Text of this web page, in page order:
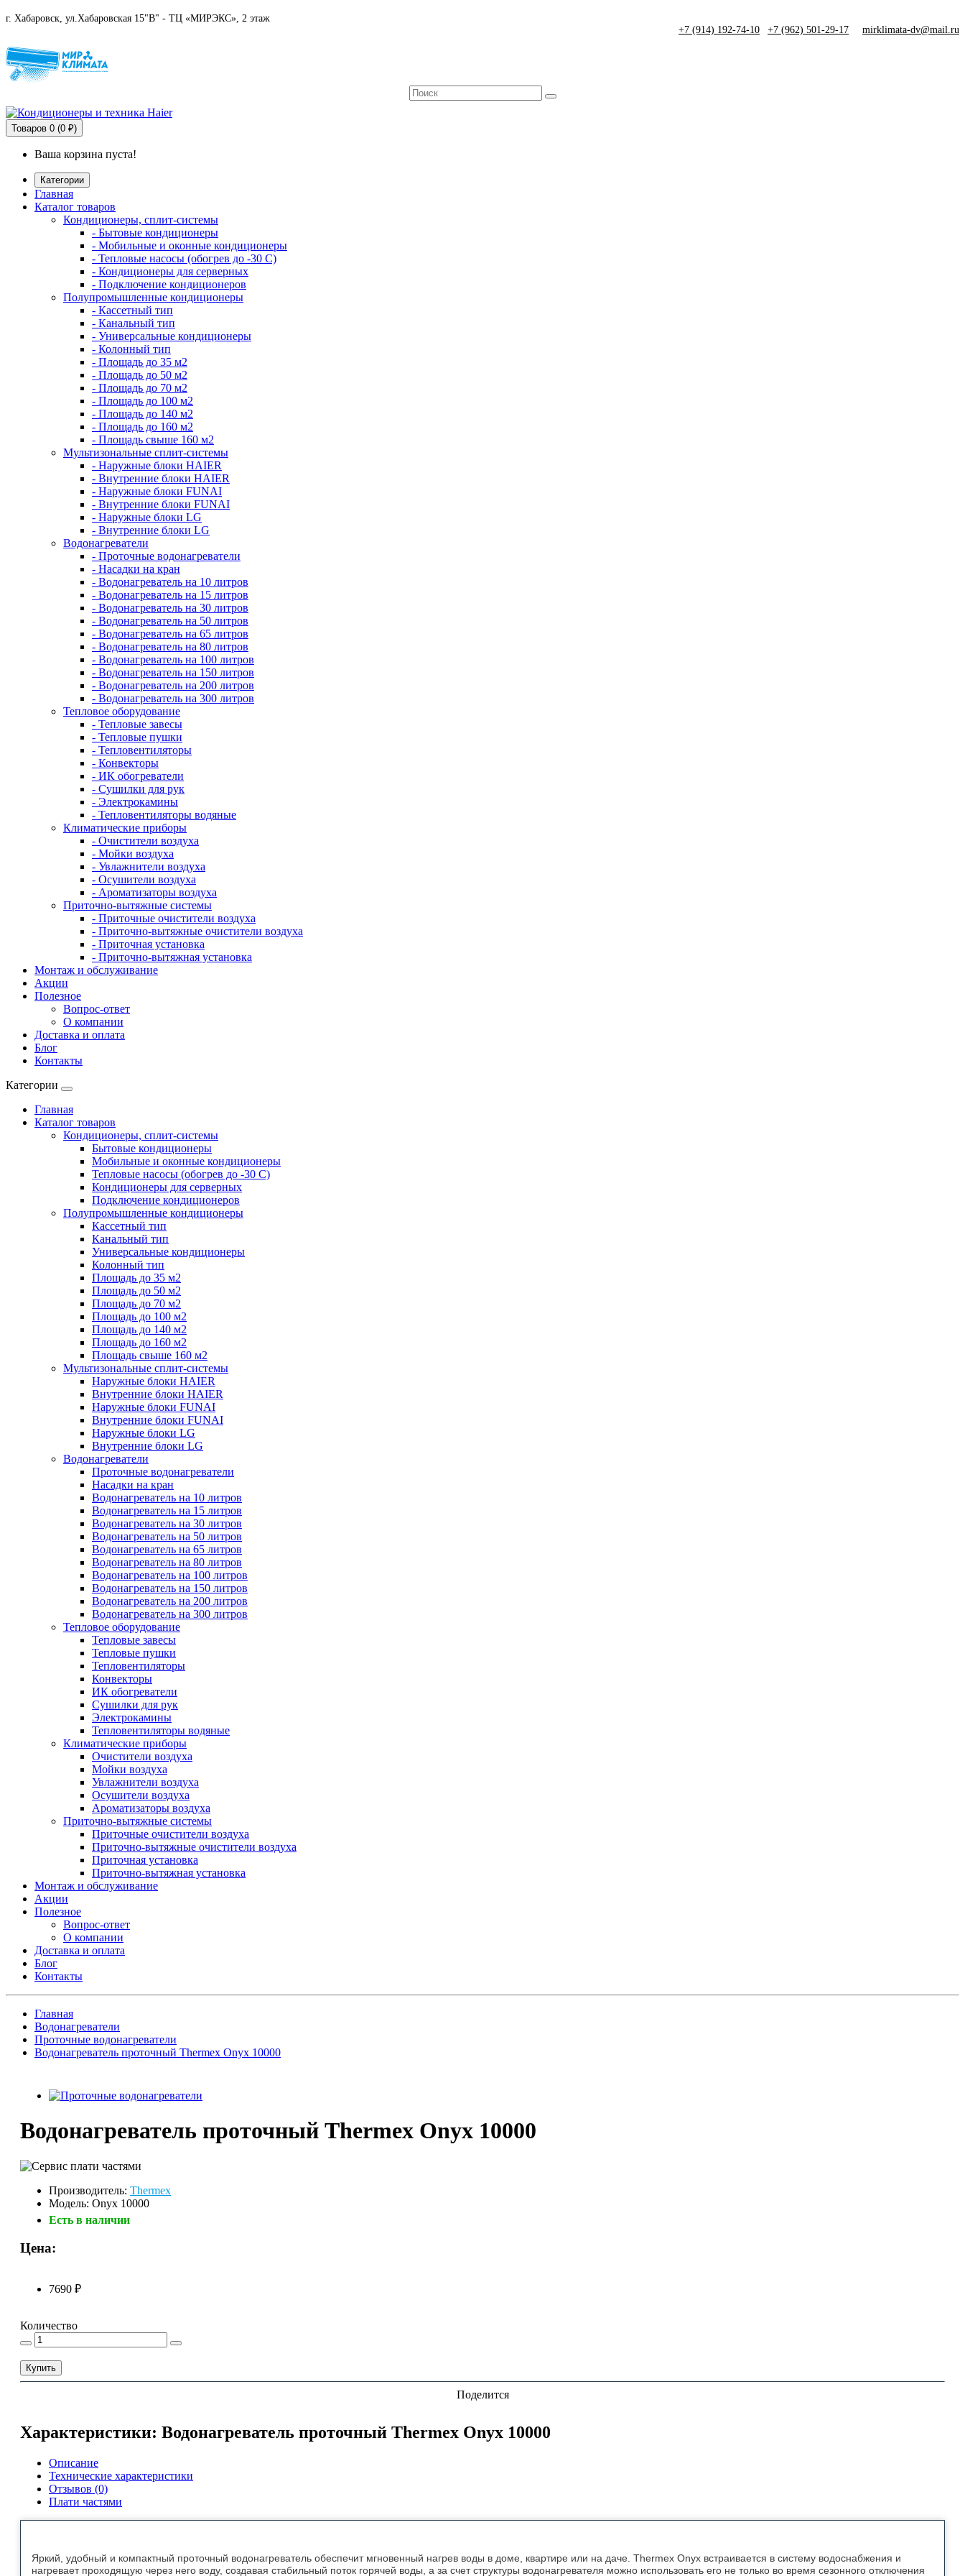
г. Хабаровск, ул.Хабаровская 15"В" - ТЦ «МИРЭКС», 2 этаж
+7 (914) 192-74-10
+7 (962) 501-29-17 mirklimata-dv@mail.ru
Товаров 0 (0 ₽)
Ваша корзина пуста!
Категории
Главная
Каталог товаров
Кондиционеры, сплит-системы
- Бытовые кондиционеры
- Мобильные и оконные кондиционеры
- Тепловые насосы (обогрев до -30 C)
- Кондиционеры для серверных
- Подключение кондиционеров
Полупромышленные кондиционеры
- Кассетный тип
- Канальный тип
- Универсальные кондиционеры
- Колонный тип
- Площадь до 35 м2
- Площадь до 50 м2
- Площадь до 70 м2
- Площадь до 100 м2
- Площадь до 140 м2
- Площадь до 160 м2
- Площадь свыше 160 м2
Мультизональные сплит-системы
- Наружные блоки HAIER
- Внутренние блоки HAIER
- Hаружные блоки FUNAI
- Внутренние блоки FUNAI
- Наружные блоки LG
- Внутренние блоки LG
Водонагреватели
- Проточные водонагреватели
- Наcадки на кран
- Водонагреватель на 10 литров
- Водонагреватель на 15 литров
- Водонагреватель на 30 литров
- Водонагреватель на 50 литров
- Водонагреватель на 65 литров
- Водонагреватель на 80 литров
- Водонагреватель на 100 литров
- Водонагреватель на 150 литров
- Водонагреватель на 200 литров
- Водонагреватель на 300 литров
Тепловое оборудование
- Тепловые завесы
- Тепловые пушки
- Тепловентиляторы
- Конвекторы
- ИК обогреватели
- Сушилки для рук
- Электрокамины
- Тепловентиляторы водяные
Климатические приборы
- Очистители воздуха
- Мойки воздуха
- Увлажнители воздуха
- Осушители воздуха
- Ароматизаторы воздуха
Приточно-вытяжные системы
- Приточные очистители воздуха
- Приточно-вытяжные очистители воздуха
- Приточная установка
- Приточно-вытяжная установка
Монтаж и обслуживание
Акции
Полезное
Вопрос-ответ
О компании
Доставка и оплата
Блог
Контакты
Категории
Главная
Каталог товаров
Кондиционеры, сплит-системы
Бытовые кондиционеры
Мобильные и оконные кондиционеры
Тепловые насосы (обогрев до -30 C)
Кондиционеры для серверных
Подключение кондиционеров
Полупромышленные кондиционеры
Кассетный тип
Канальный тип
Универсальные кондиционеры
Колонный тип
Площадь до 35 м2
Площадь до 50 м2
Площадь до 70 м2
Площадь до 100 м2
Площадь до 140 м2
Площадь до 160 м2
Площадь свыше 160 м2
Мультизональные сплит-системы
Наружные блоки HAIER
Внутренние блоки HAIER
Hаружные блоки FUNAI
Внутренние блоки FUNAI
Наружные блоки LG
Внутренние блоки LG
Водонагреватели
Проточные водонагреватели
Наcадки на кран
Водонагреватель на 10 литров
Водонагреватель на 15 литров
Водонагреватель на 30 литров
Водонагреватель на 50 литров
Водонагреватель на 65 литров
Водонагреватель на 80 литров
Водонагреватель на 100 литров
Водонагреватель на 150 литров
Водонагреватель на 200 литров
Водонагреватель на 300 литров
Тепловое оборудование
Тепловые завесы
Тепловые пушки
Тепловентиляторы
Конвекторы
ИК обогреватели
Сушилки для рук
Электрокамины
Тепловентиляторы водяные
Климатические приборы
Очистители воздуха
Мойки воздуха
Увлажнители воздуха
Осушители воздуха
Ароматизаторы воздуха
Приточно-вытяжные системы
Приточные очистители воздуха
Приточно-вытяжные очистители воздуха
Приточная установка
Приточно-вытяжная установка
Монтаж и обслуживание
Акции
Полезное
Вопрос-ответ
О компании
Доставка и оплата
Блог
Контакты
Главная
Водонагреватели
Проточные водонагреватели
Водонагреватель проточный Thermex Onyx 10000
Водонагреватель проточный Thermex Onyx 10000
Производитель: Thermex
Модель: Onyx 10000
Есть в наличии
Цена:
7690 ₽
Количество
Купить
Поделится
Характеристики: Водонагреватель проточный Thermex Onyx 10000
Описание
Технические характеристики
Отзывов (0)
Плати частями
Яркий, удобный и компактный проточный водонагреватель обеспечит мгновенный нагрев воды в доме, квартире или на даче. Thermex Onyx встраивается в систему водоснабжения и
нагревает проходящую через него воду, создавая стабильный поток горячей воды, а за счет структуры водонагревателя можно использовать его не только во время сезонного отключения